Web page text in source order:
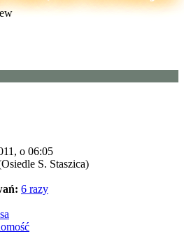
o 06:05
S. Staszica)
6 razy